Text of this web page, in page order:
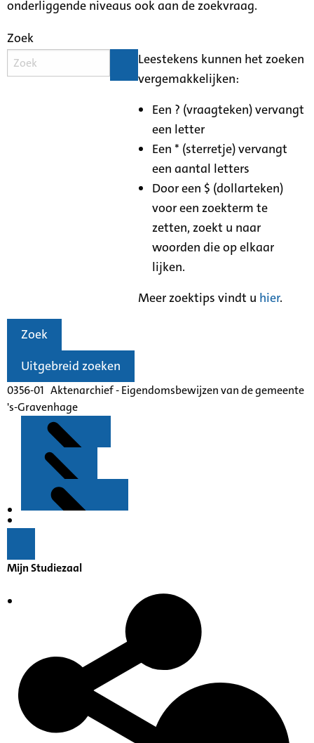
onderliggende niveaus ook aan de zoekvraag.
Zoek
Leestekens kunnen het zoeken
vergemakkelijken:
Een ? (vraagteken) vervangt
een letter
Een * (sterretje) vervangt
een aantal letters
Door een $ (dollarteken)
voor een zoekterm te
zetten, zoekt u naar
woorden die op elkaar
lijken.
Meer zoektips vindt u hier.
Zoek
Uitgebreid zoeken
0356-01 Aktenarchief - Eigendomsbewijzen van de gemeente
's-Gravenhage
Mijn Studiezaal